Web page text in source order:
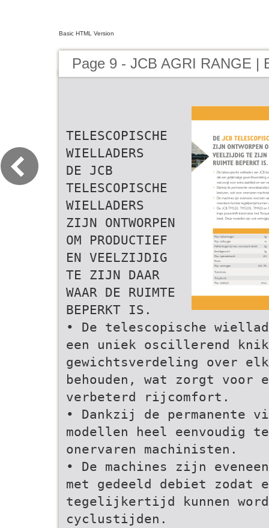
Basic HTML Version
Page 9 - JCB AGRI RANGE |
TELESCOPISCHE
WIELLADERS
DE JCB
TELESCOPISCHE
WIELLADERS
ZIJN ONTWORPEN
OM PRODUCTIEF
EN VEELZIJDIG
TE ZIJN DAAR
WAAR DE RUIMTE
BEPERKT IS.
• De telescopische
een uniek oscillerend
gewichtsverdeling over
behouden, wat zorgt
verbeterd rijcomfort.
• Dankzij de permanente
modellen heel eenvoudig
onervaren machinisten.
• De machines zijn
met gedeeld debiet zodat
tegelijkertijd kunnen
cyclustijden.